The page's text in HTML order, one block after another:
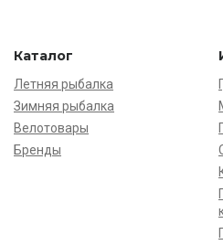
Каталог
Летняя рыбалка
Зимняя рыбалка
Велотовары
Бренды